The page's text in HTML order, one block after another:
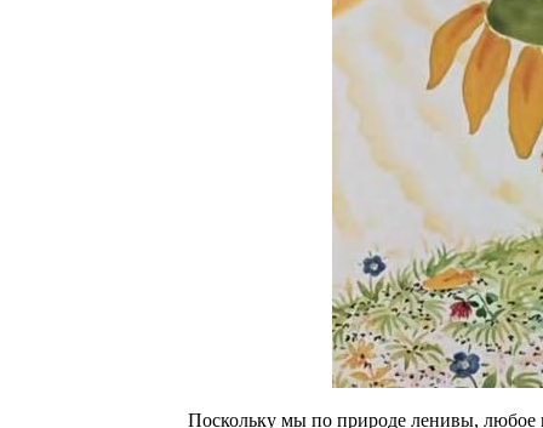
Поскольку мы по природе ленивы, любое